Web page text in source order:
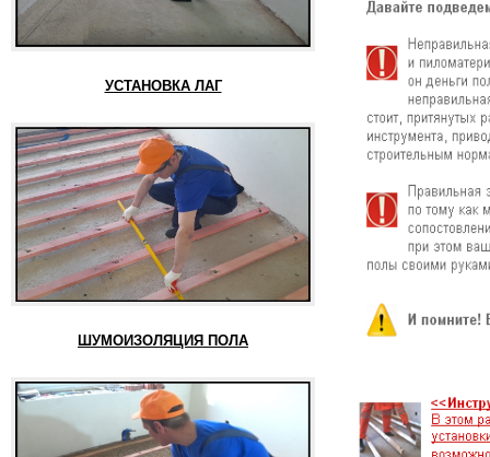
УСТАНОВКА ЛАГ
ШУМОИЗОЛЯЦИЯ ПОЛА